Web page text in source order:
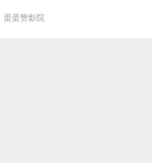
蛋蛋赞影院